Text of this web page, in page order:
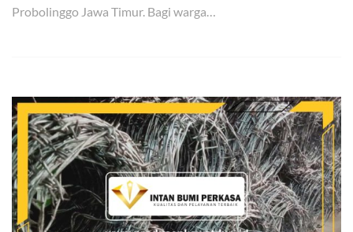
Probolinggo Jawa Timur. Bagi warga…